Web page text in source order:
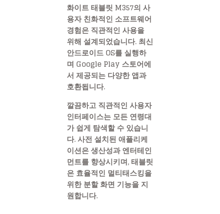
화이트 태블릿 M357의 사
용자 친화적인 소프트웨어
경험은 직관적인 사용을
위해 설계되었습니다. 최신
안드로이드 OS를 실행하
며 Google Play 스토어에
서 제공되는 다양한 앱과
호환됩니다.
깔끔하고 직관적인 사용자
인터페이스는 모든 연령대
가 쉽게 탐색할 수 있습니
다. 사전 설치된 애플리케
이션은 생산성과 엔터테인
먼트를 향상시키며, 태블릿
은 효율적인 멀티태스킹을
위한 분할 화면 기능을 지
원합니다.